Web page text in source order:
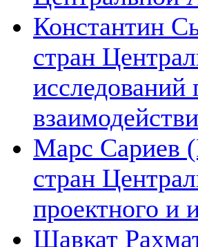
Константин
стран
исследований
Марс Сариев
стран
проектного и
Шавкат